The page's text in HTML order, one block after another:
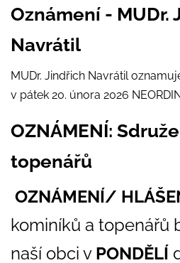
Oznámení - MUDr.
Navrátil
MUDr. Jindřich Navrátil
v pátek 20. února 2026
OZNÁMENÍ:
topenářů
OZNÁMENÍ/
kominíků a topenářů
naší obci v PONDĚLÍ